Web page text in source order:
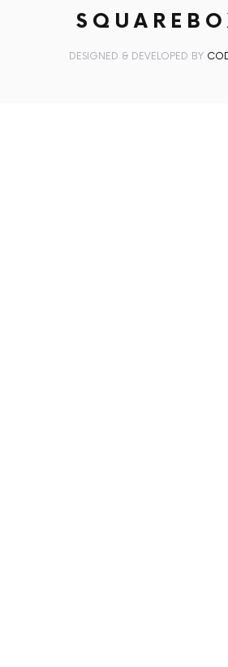
DESIGNED & DEVELOPED BY